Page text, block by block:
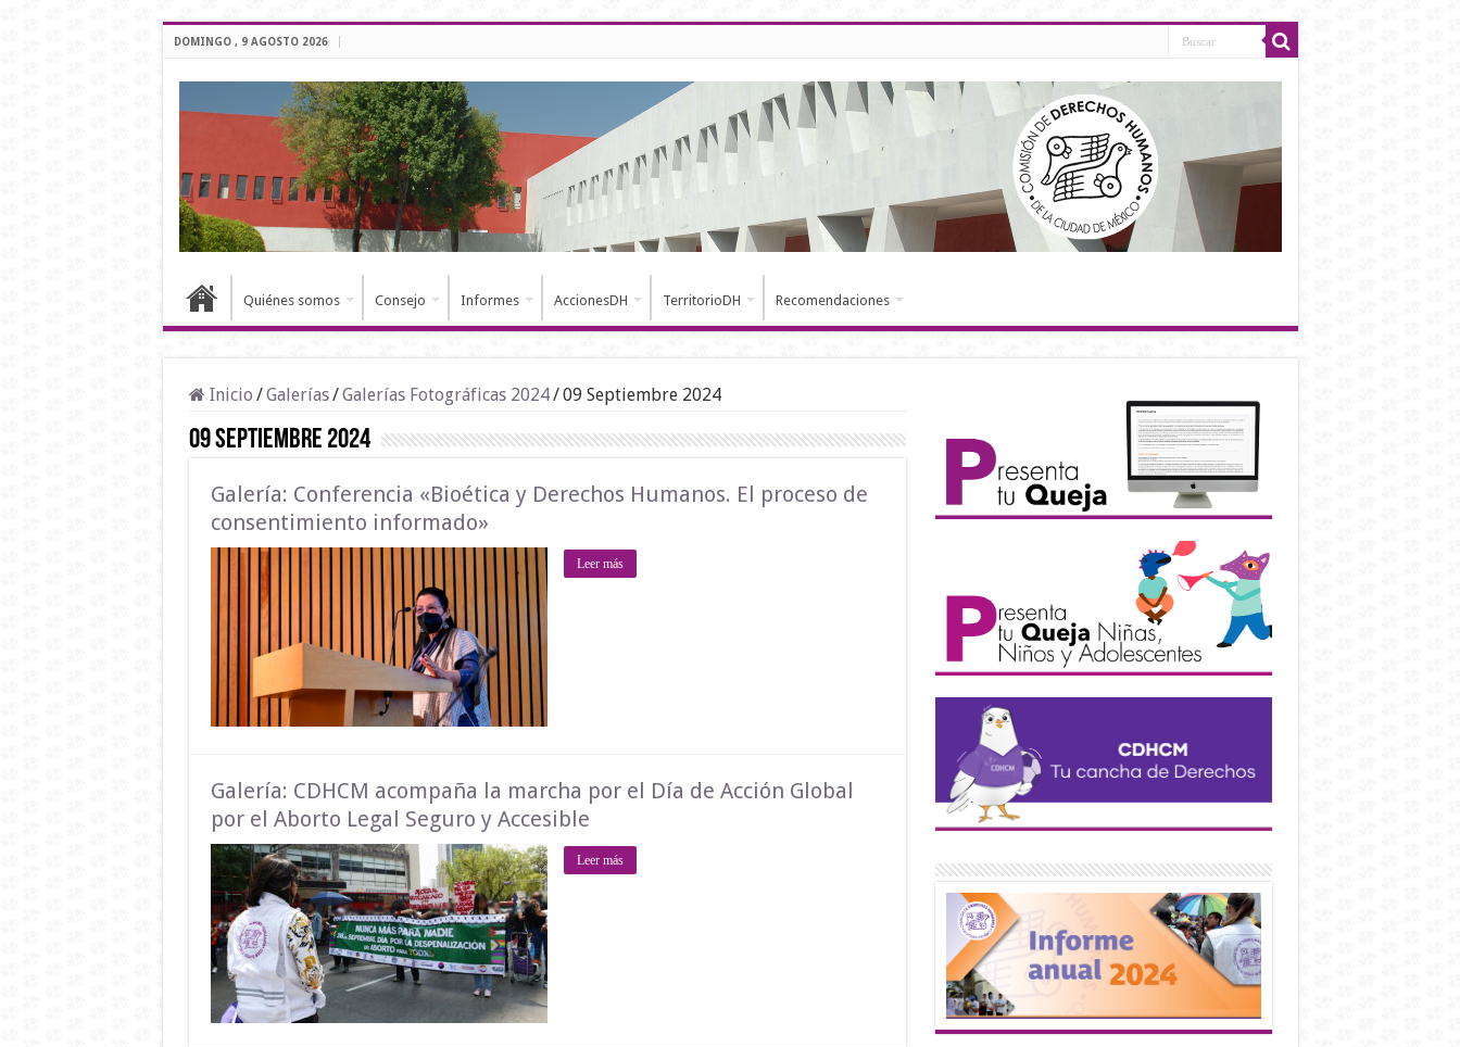
DOMINGO , 9 AGOSTO 2026
Quiénes somos Consejo Informes AccionesDH TerritorioDH Recomendaciones
Inicio /Galerías/Galerías Fotográficas 2024/09 Septiembre 2024
09 Septiembre 2024
Galería: Conferencia «Bioética y Derechos Humanos. El proceso de
consentimiento informado»
Leer más
Galería: CDHCM acompaña la marcha por el Día de Acción Global
por el Aborto Legal Seguro y Accesible
Leer más